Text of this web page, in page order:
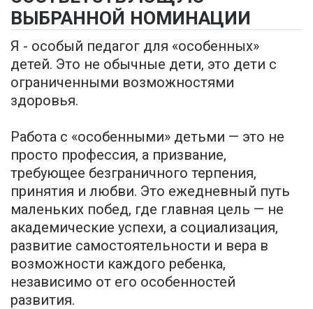
ВЫБРАННОЙ НОМИНАЦИИ
Я - особый педагог для «особенных»
детей. Это не обычные дети, это дети с
ограниченными возможностями
здоровья.
Работа с «особенными» детьми — это не
просто профессия, а призвание,
требующее безграничного терпения,
принятия и любви. Это ежедневный путь
маленьких побед, где главная цель — не
академические успехи, а социализация,
развитие самостоятельности и вера в
возможности каждого ребенка,
независимо от его особенностей
развития.